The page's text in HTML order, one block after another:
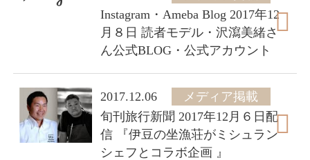
Instagram・Ameba Blog 2017年12
月８日 読者モデル・沢瀉美緒さ
ん公式BLOG・公式アカウント
2017.12.06
メディア掲載
旬刊旅行新聞 2017年12月６日配
信 『伊豆の坐漁荘がミシュラン
シェフとコラボ企画 』